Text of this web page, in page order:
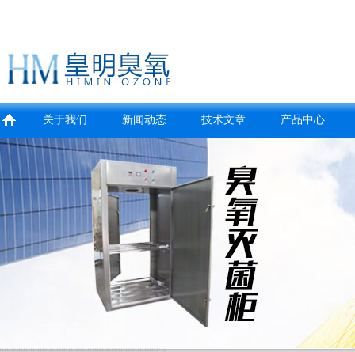
关于我们 新闻动态 技术文章 产品中心